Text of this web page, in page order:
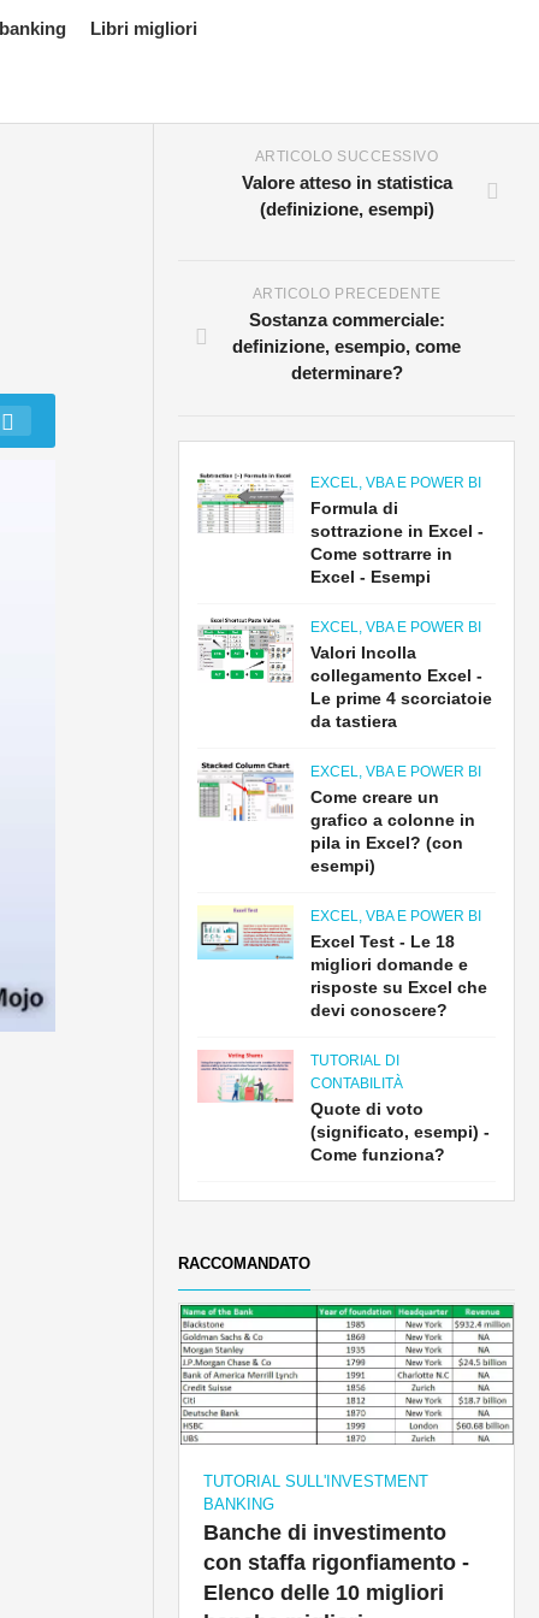
Libri migliori
ARTICOLO SUCCESSIVO
Valore atteso in statistica
(definizione, esempi)
ARTICOLO PRECEDENTE
Sostanza commerciale:
definizione, esempio, come
determinare?
EXCEL, VBA E POWER BI
Formula di
sottrazione in Excel -
Come sottrarre in
Excel - Esempi
EXCEL, VBA E POWER BI
Valori Incolla
collegamento Excel -
Le prime 4 scorciatoie
da tastiera
EXCEL, VBA E POWER BI
Come creare un
grafico a colonne in
pila in Excel? (con
esempi)
EXCEL, VBA E POWER BI
Excel Test - Le 18
migliori domande e
risposte su Excel che
devi conoscere?
TUTORIAL DI
CONTABILITÀ
Quote di voto
(significato, esempi) -
Come funziona?
RACCOMANDATO
TUTORIAL SULL'INVESTMENT
BANKING
Banche di investimento
con staffa rigonfiamento -
Elenco delle 10 migliori